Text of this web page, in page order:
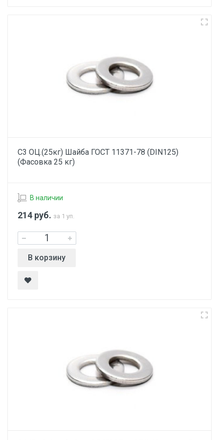
С3 ОЦ.(25кг) Шайба ГОСТ 11371-78 (DIN125)
(Фасовка 25 кг)
В наличии
214 руб. за 1 уп.
В корзину